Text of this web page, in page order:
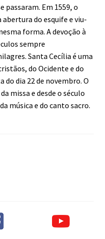
passaram. Em 1559, o
do esquife e viu-
forma. A devoção à
sempre
Santa Cecília é uma
do Ocidente e do
dia 22 de novembro. O
missa e desde o século
música e do canto sacro.